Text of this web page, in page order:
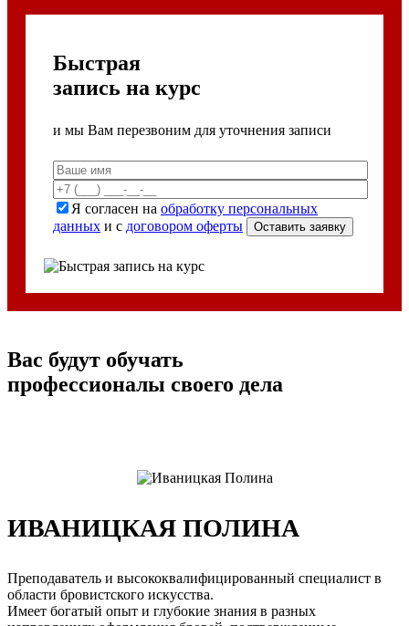
Быстрая
запись на курс
и мы Вам перезвоним для уточнения записи
Я согласен на обработку персональных
данных и с договором оферты
Вас будут обучать
профессионалы своего дела
ИВАНИЦКАЯ ПОЛИНА
Преподаватель и высококвалифицированный специалист в
области бровистского искусства.
Имеет богатый опыт и глубокие знания в разных